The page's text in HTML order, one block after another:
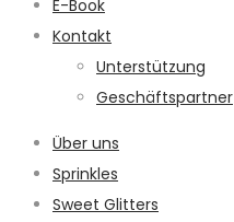
E-Book
Kontakt
Unterstützung
Geschäftspartner
Über uns
Sprinkles
Sweet Glitters